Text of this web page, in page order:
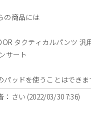
の商品には
タクティカルパンツ 汎
サート
パッドを使うことはできま
：さい (2022/03/30 7:36)